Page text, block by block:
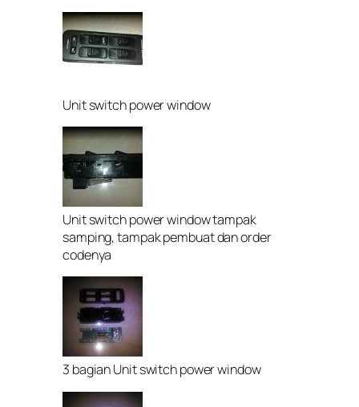
Unit switch power window
Unit switch power window tampak
samping, tampak pembuat dan order
codenya
3 bagian Unit switch power window